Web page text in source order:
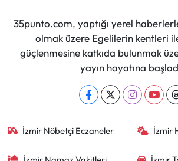
35punto.com, yaptığı yerel
olmak üzere Egelilerin kentleri
güçlenmesine katkıda bulunmak
yayın hayatına
İzmir Nöbetçi Eczaneler İzmir